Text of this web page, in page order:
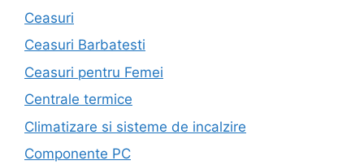
Ceasuri
Ceasuri Barbatesti
Ceasuri pentru Femei
Centrale termice
Climatizare si sisteme de incalzire
Componente PC